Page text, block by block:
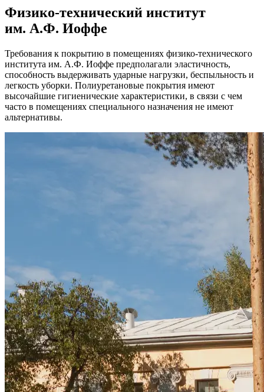
Физико-технический институт
им. А.Ф. Иоффе
Требования к покрытию в помещениях физико-технического
института им. А.Ф. Иоффе предполагали эластичность,
способность выдерживать ударные нагрузки, беспыльность и
легкость уборки. Полиуретановые покрытия имеют
высочайшие гигиенические характеристики, в связи с чем
часто в помещениях специального назначения не имеют
альтернативы.